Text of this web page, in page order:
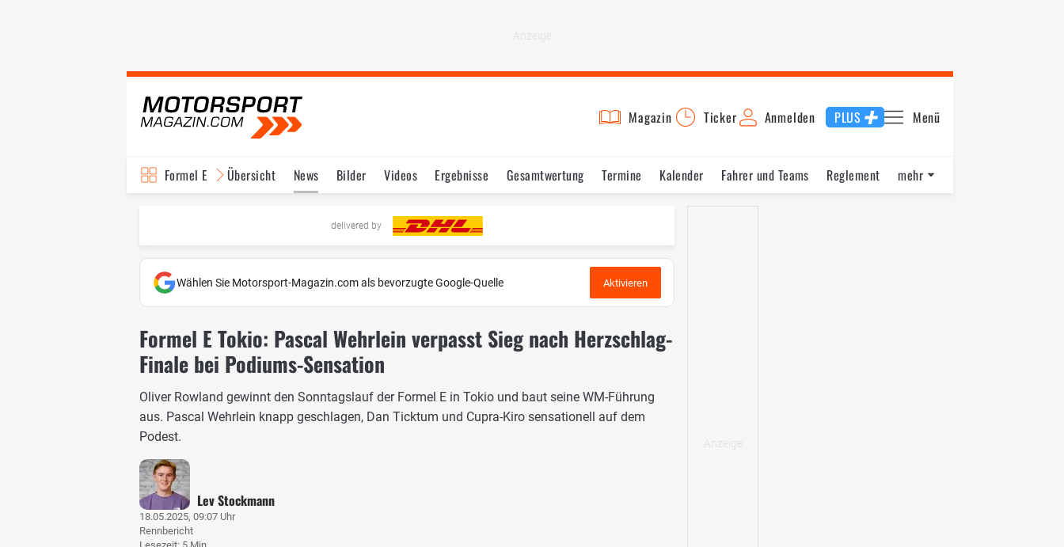
Magazin Ticker Anmelden PLUS Menü
Formel E Übersicht News Bilder Videos Ergebnisse Gesamtwertung Termine Kalender Fahrer und Teams
Reglement
mehr
delivered by
Wählen Sie Motorsport-Magazin.com als bevorzugte Google-Quelle Aktivieren
Formel E Tokio: Pascal Wehrlein verpasst Sieg nach Herzschlag-
Finale bei Podiums-Sensation
Oliver Rowland gewinnt den Sonntagslauf der Formel E in Tokio und baut seine WM-Führung
aus. Pascal Wehrlein knapp geschlagen, Dan Ticktum und Cupra-Kiro sensationell auf dem
Podest.
Lev Stockmann
18.05.2025, 09:07 Uhr
Rennbericht